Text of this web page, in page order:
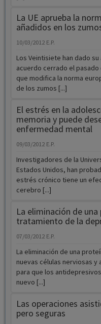
La UE aprueba la
añadidos en los
10/03/2012 E.P.
Los Veintisiete han dado
acuerdo cerrado el pasado
que modifica la norma
de los zumos [...]
El estrés en la
memoria y puede
enfermedad mental
09/03/2012 E.P.
Investigadores de la
Estados Unidos, han
estrés crónico tiene un
cerebro [...]
La eliminación de
tratamiento de la
07/03/2012 E.P.
La eliminación de una
nuevas células nerviosas
para que los
nuevo [...]
Las operaciones
pero seguras